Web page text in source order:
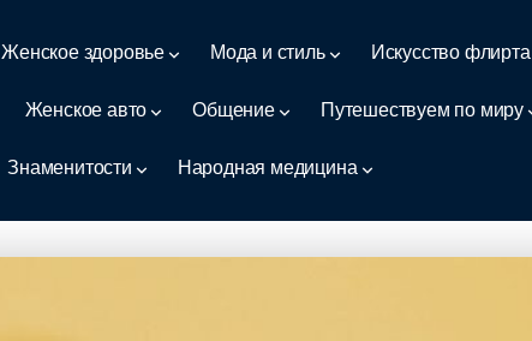
Женское здоровье Мода и стиль Искусство флирта
Женское авто Общение Путешествуем по миру
Знаменитости Народная медицина